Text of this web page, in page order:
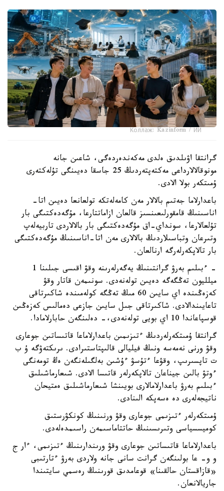
Коллаж: Kazinform / ИИ
گرانتقا اۋىلدىق ەلدى مەكەندەردەگى، شاعىن جانە
مونوقالالارداعى مەكتەپتەردىڭ 25 جاسقا دەيىنگى تۇلەكتەرى
ۇمىتكەر بولا الادى.
باعدارلاما جەتىم بالالار مەن كامەلەتكە تولعانعا دەيىن اتا-
اناسىنىڭ قامقورلىعىنسىز قالعان ازاماتتارعا، مۇگەدەكتىگى بار
تۇلعالارعا، سونداي-اق مۇگەدەكتىگى بار بالالاردى تاربيەلەپ
وتىرعان وتباسىلاردىڭ بالالارى مەن اتا-اناسىنىڭ مۇگەدەكتىگى
بار تالاپكەرلەرگە ارنالعان.
- ءبىلىم بەرۋ گرانتىنىڭ يەگەرلەرىنە وقۋ اقىسى جىلىنا 1
ميلليون تەڭگەگە دەيىن تولەنەدى. سونىمەن قاتار وقۋ
كەزەڭىندە اي سايىن 60 مىڭ تەڭگە كولەمىندە شاكىرتاقى
تاعايىندالادى. شاكىرتاقى جىل سايىن جازعى دەمالىس كەزەڭىن
قوسپاعاندا 10 اي بويى تولەنەدى،- دەلىنگەن حابارلامادا.
گرانتقا ۇمىتكەرلەردىڭ ءتىزىمىن باعدارلاماعا قاتىساتىن جوعارى
وقۋ ورنى نەمەسە ونىڭ فيليالى قالىپتاستىرادى. ىرىكتەۋگە ۇ ب
ت تاپسىرىپ، وقۋعا ءتۇسۋ ءۇشىن بەلگىلەنگەن ەڭ تومەنگى
ءوتۋ بالىن جيناعان تالاپكەرلەر قاتىسا الادى. شىعارماشىلىق
ءبىلىم بەرۋ باعدارلامالارى بويىنشا شىعارماشىلىق ەمتيحان
ناتيجەلەرى دە ەسەپكە الىنادى.
ۇمىتكەرلەر ءتىزىمى جوعارى وقۋ ورنىنىڭ كونكۋرستىق
كوميسسياسى وتىرىسىنىڭ حاتتاماسىمەن راسىمدەلەدى.
باعدارلاماعا قاتىساتىن جوعارى وقۋ ورىندارىنىڭ ءتىزىمى، ءار ج
و و- عا بولىنگەن گرانت سانى جانە ولاردى بەرۋ ءتارتىبى
«قازاقستان حالقىنا» قوعامدىق قورىنىڭ رەسمي سايتىندا
جاريالانعان.